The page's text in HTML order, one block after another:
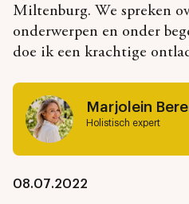
Miltenburg. We spreken
onderwerpen en onder
doe ik een krachtige
Marjolein
Holistisch expert
08.07.2022